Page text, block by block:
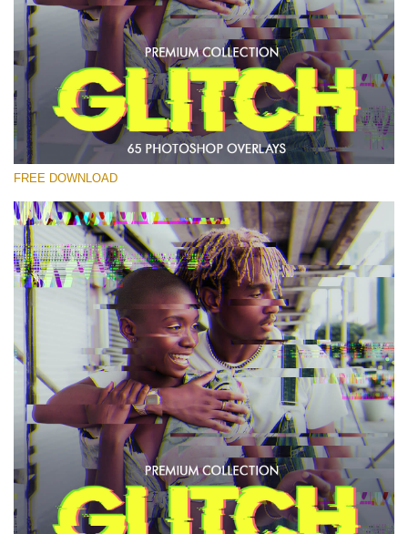
Выберите Вариант
Free PNG Overlay #24
Small 800*533px
Glitch Effect
(65 Overlays)
Fairy Tale (344 Overlays)
Large 6000*4000px
Entire Collection
(1783 Overlays)
Large 6000*4000px
Скачать Бесплатно
FREE DOWNLOAD